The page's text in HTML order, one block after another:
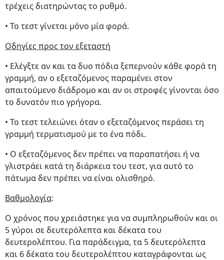
τρέχεις διατηρώντας το ρυθμό.
• Το τεστ γίνεται μόνο μία φορά.
Οδηγίες προς τον εξεταστή
• Ελέγξτε αν και τα δυο πόδια ξεπερνούν κάθε φορά τη
γραμμή, αν ο εξεταζόμενος παραμένει στον
απαιτούμενο διάδρομο και αν οι στροφές γίνονται όσο
το δυνατόν πιο γρήγορα.
• Το τεστ τελειώνει όταν ο εξεταζόμενος περάσει τη
γραμμή τερματισμού με το ένα πόδι.
• Ο εξεταζόμενος δεν πρέπει να παραπατήσει ή να
γλιστράει κατά τη διάρκεια του τεστ, για αυτό το
πάτωμα δεν πρέπει να είναι ολισθηρό.
Βαθμολογία:
Ο χρόνος που χρειάστηκε για να συμπληρωθούν και οι
5 γύροι σε δευτερόλεπτα και δέκατα του
δευτερολέπτου. Για παράδειγμα, τα 5 δευτερόλεπτα
και 6 δέκατα του δευτερολέπτου καταγράφονται ως